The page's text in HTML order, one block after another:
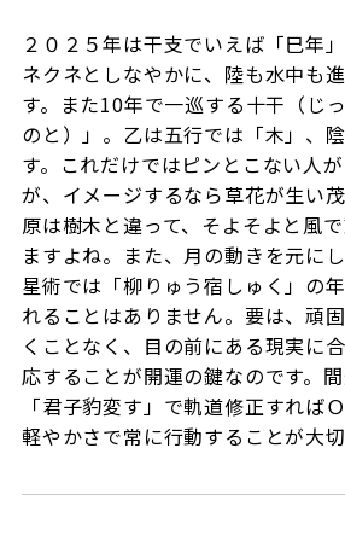
２０２５年は干支でいえば「巳年
ネクネとしなやかに、陸も水中も
す。また10年で一巡する十干（じ
のと）」。乙は五行では「木」、
す。これだけではピンとこない人
が、イメージするなら草花が生い
原は樹木と違って、そよそよと風
ますよね。また、月の動きを元に
星術では「柳りゅう宿しゅく」の
れることはありません。要は、頑
くことなく、目の前にある現実に
応することが開運の鍵なのです。
「君子豹変す」で軌道修正すれば
軽やかさで常に行動することが大切